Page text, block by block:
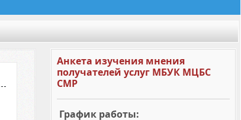
Анкета изучения мнения
получателей услуг МБУК МЦБС
СМР
График работы: